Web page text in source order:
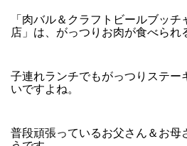
「肉バル＆クラフトビールブッチ
店」は、がっつりお肉が食べられ
子連れランチでもがっつりステー
いですよね。
普段頑張っているお父さん＆お母